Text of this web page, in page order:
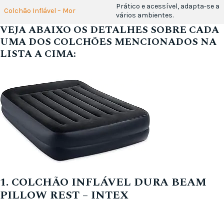
Colchão Inflável – Mor
Prático e acessível, adapta-se a
vários ambientes.
VEJA ABAIXO OS DETALHES SOBRE CADA
UMA DOS COLCHÕES MENCIONADOS NA
LISTA A CIMA:
1. COLCHÃO INFLÁVEL DURA BEAM
PILLOW REST – INTEX